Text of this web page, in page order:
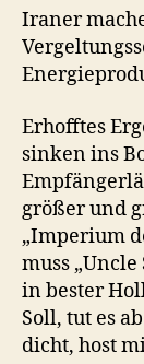
Iraner
Erhofftes
sinken ins
größer und
„Imperium
muss
in bester
Soll, tut es
dicht, host